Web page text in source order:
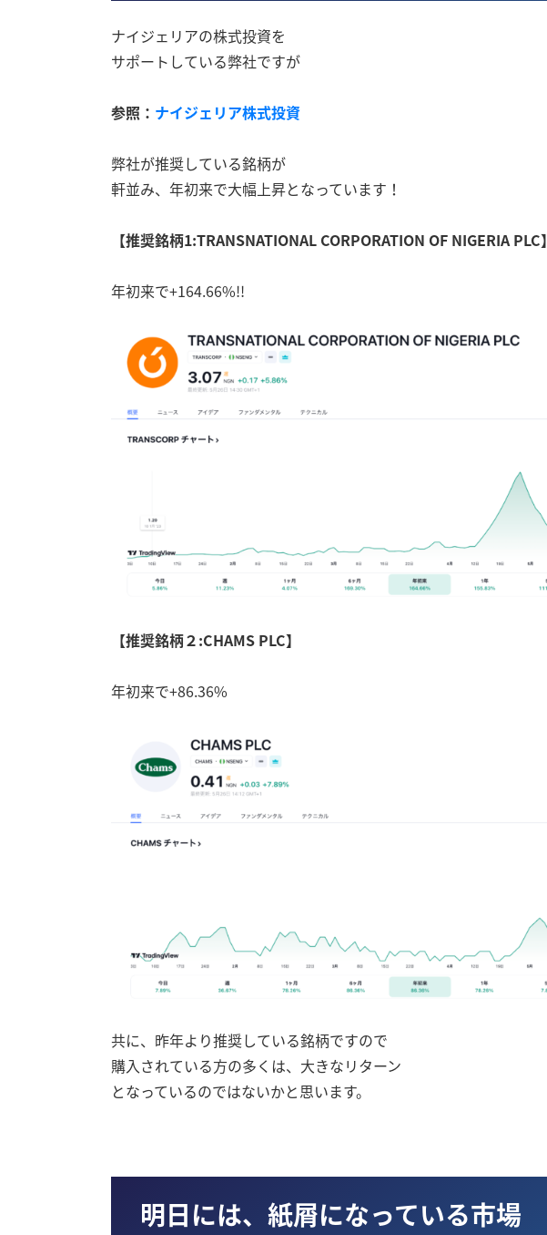
ナイジェリアの株式投資を
サポートしている弊社ですが
参照： ナイジェリア株式投資
弊社が推奨している銘柄が
軒並み、年初来で大幅上昇となっています！
【推奨銘柄1:TRANSNATIONAL CORPORATION OF NIGERIA PLC】
年初来で+164.66%!!
【推奨銘柄２:CHAMS PLC】
年初来で+86.36%
共に、昨年より推奨している銘柄ですので
購入されている方の多くは、大きなリターン
となっているのではないかと思います。
明日には、紙屑になっている市場